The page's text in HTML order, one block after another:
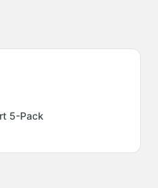
5-Pack